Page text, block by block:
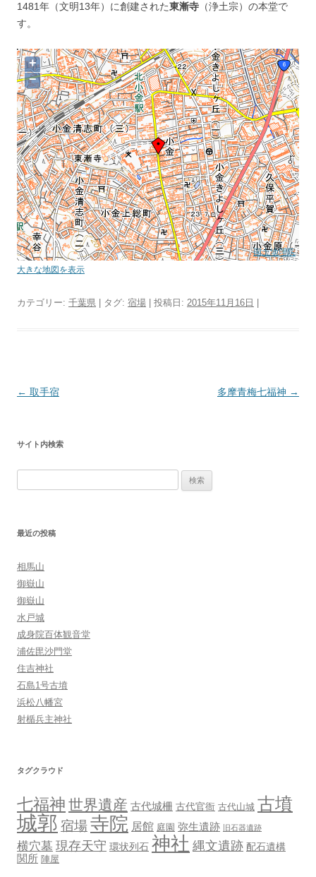
1481年（文明13年）に創建された東漸寺 （浄土宗）の本堂で
す。
+
−
国土地理院
大きな地図を表示
カテゴリー: 千葉県 | タグ: 宿場 | 投稿日: 2015年11月16日
投
ビ
ゲ
ー
ョ
← 取手宿 多摩青梅七福神 →
サイト内検索
最近の投稿
相馬山
御嶽山
御嶽山
水戸城
成身院百体観音堂
浦佐毘沙門堂
住吉神社
石島1号古墳
浜松八幡宮
射楯兵主神社
タグクラウド
七福神 世界遺産 古代城柵 古代官衙 古代山城 古墳
城郭 宿場寺院 居館 庭園 弥生遺跡 旧石器遺跡
横穴墓 現存天守 環状列石 神社 縄文遺跡 配石遺構
関所 陣屋